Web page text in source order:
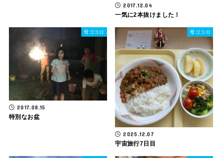
2017.12.04
一気に2本抜けました！
母ゴコロ
2017.08.15
特別なお盆
母ゴコロ
2025.12.07
宇宙旅行7日目